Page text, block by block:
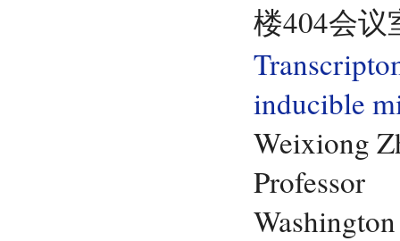
楼404会议
inducible
Weixiong
Professor